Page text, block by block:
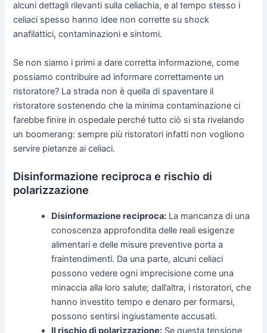
alcuni dettagli rilevanti sulla celiachia, e al tempo stesso i
celiaci spesso hanno idee non corrette su shock
anafilattici, contaminazioni e sintomi.
Se non siamo i primi a dare corretta informazione, come
possiamo contribuire ad informare correttamente un
ristoratore? La strada non è quella di spaventare il
ristoratore sostenendo che la minima contaminazione ci
farebbe finire in ospedale perché tutto ciò si sta rivelando
un boomerang: sempre più ristoratori infatti non vogliono
servire pietanze ai celiaci.
Disinformazione reciproca e rischio di
polarizzazione
Disinformazione reciproca: La mancanza di una
conoscenza approfondita delle reali esigenze
alimentari e delle misure preventive porta a
fraintendimenti. Da una parte, alcuni celiaci
possono vedere ogni imprecisione come una
minaccia alla loro salute; dall’altra, i ristoratori, che
hanno investito tempo e denaro per formarsi,
possono sentirsi ingiustamente accusati.
Il rischio di polarizzazione: Se questa tensione